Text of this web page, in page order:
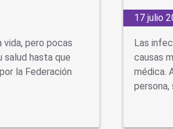
vida, pero pocas
salud hasta que
la Federación
17 julio
Las
causas
médica.
persona,